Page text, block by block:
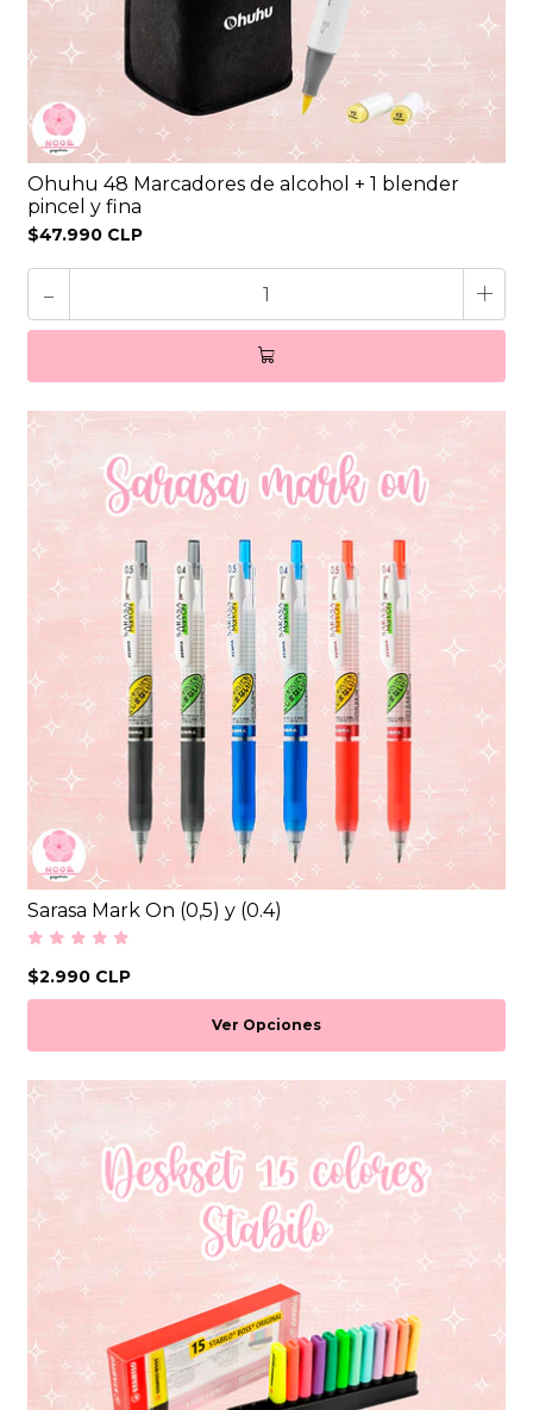
Ohuhu 48 Marcadores de alcohol + 1 blender
pincel y fina
$47.990 CLP
- +
Sarasa Mark On (0,5) y (0.4)
$2.990 CLP
Ver Opciones